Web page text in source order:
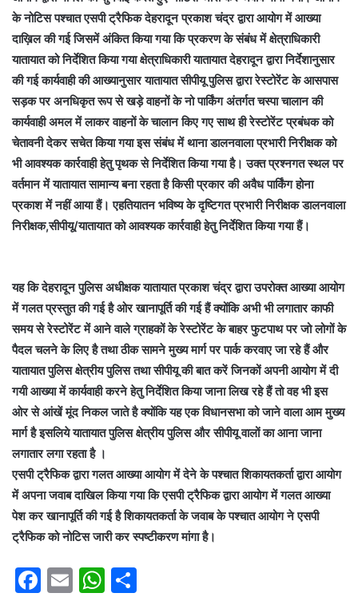
के नोटिस पश्चात एसपी ट्रैफिक देहरादून प्रकाश चंद्र द्वारा आयोग में आख्या
दाख़िल की गई जिसमें अंकित किया गया कि प्रकरण के संबंध में क्षेत्राधिकारी
यातायात को निर्देशित किया गया क्षेत्राधिकारी यातायात देहरादून द्वारा निर्देशानुसार
की गई कार्यवाही की आख्यानुसार यातायात सीपीयू पुलिस द्वारा रेस्टोरेंट के आसपास
सड़क पर अनधिकृत रूप से खड़े वाहनों के नो पार्किंग अंतर्गत चस्पा चालान की
कार्यवाही अमल में लाकर वाहनों के चालान किए गए साथ ही रेस्टोरेंट प्रबंधक को
चेतावनी देकर सचेत किया गया इस संबंध में थाना डालनवाला प्रभारी निरीक्षक को
भी आवश्यक कार्रवाही हेतु पृथक से निर्देशित किया गया है। उक्त प्रश्नगत स्थल पर
वर्तमान में यातायात सामान्य बना रहता है किसी प्रकार की अवैध पार्किंग होना
प्रकाश में नहीं आया हैं। एहतियातन भविष्य के दृष्टिगत प्रभारी निरीक्षक डालनवाला
निरीक्षक,सीपीयू/यातायात को आवश्यक कार्रवाही हेतु निर्देशित किया गया हैं।
यह कि देहरादून पुलिस अधीक्षक यातायात प्रकाश चंद्र द्वारा उपरोक्त आख्या आयोग
में गलत प्रस्तुत की गई है ओर खानापूर्ति की गई हैं क्योंकि अभी भी लगातार काफी
समय से रेस्टोरेंट में आने वाले ग्राहकों के रेस्टोरेंट के बाहर फुटपाथ पर जो लोगों के
पैदल चलने के लिए है तथा ठीक सामने मुख्य मार्ग पर पार्क करवाए जा रहे हैं और
यातायात पुलिस क्षेत्रीय पुलिस तथा सीपीयू की बात करें जिनकों अपनी आयोग में दी
गयी आख्या में कार्यवाही करने हेतु निर्देशित किया जाना लिख रहे हैं तो वह भी इस
ओर से आंखें मूंद निकल जाते है क्योंकि यह एक विधानसभा को जाने वाला आम मुख्य
मार्ग है इसलिये यातायात पुलिस क्षेत्रीय पुलिस और सीपीयू वालों का आना जाना
लगातार लगा रहता है ।
एसपी ट्रैफिक द्वारा गलत आख्या आयोग में देने के पश्चात शिकायतकर्ता द्वारा आयोग
में अपना जवाब दाखिल किया गया कि एसपी ट्रैफिक द्वारा आयोग में गलत आख्या
पेश कर खानापूर्ति की गई है शिकायतकर्ता के जवाब के पश्चात आयोग ने एसपी
ट्रैफिक को नोटिस जारी कर स्पष्टीकरण मांगा है।
F
E
W